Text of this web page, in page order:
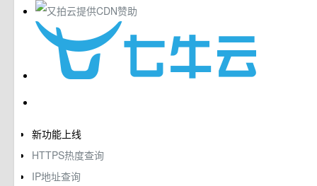
新功能上线
HTTPS热度查询
IP地址查询